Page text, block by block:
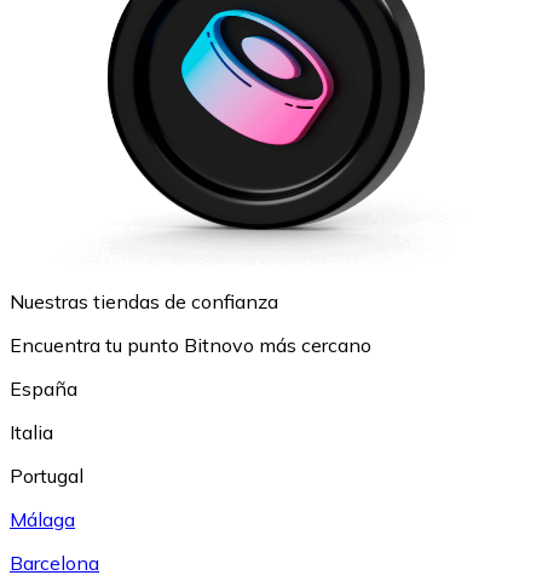
Nuestras tiendas de confianza
Encuentra tu punto Bitnovo más cercano
España
Italia
Portugal
Málaga
Barcelona